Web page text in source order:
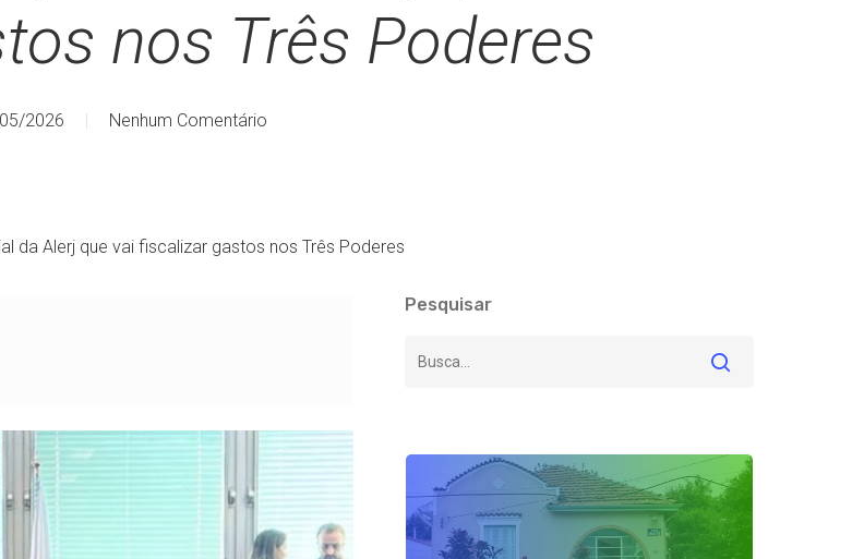
nos Três Poderes
2026 Nenhum Comentário
da Alerj que vai fiscalizar gastos nos Três Poderes
Pesquisar